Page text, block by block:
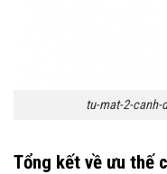
tu-mat-2-canh-
Tổng kết về ưu thế